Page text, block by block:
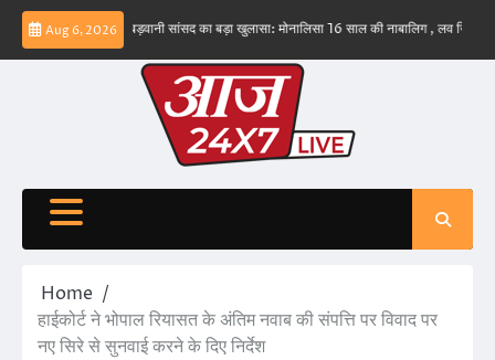
Skip
content
Aug 6, 2026
– ईरान बड़वानी सांसद का बड़ा खुलासा: मोनालिसा 16 साल की नाबालिग , लव जिहाद के षडयंत्र
Home
हाईकोर्ट ने भोपाल रियासत के अंतिम नवाब की संपत्ति पर विवाद पर
नए सिरे से सुनवाई करने के दिए निर्देश